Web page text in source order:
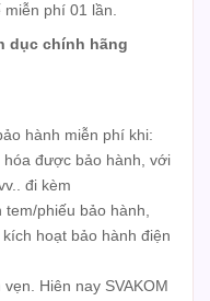
phí 01 lần.
dục chính hãng
hành miễn phí khi:
được bảo hành, với
đi kèm
phiếu bảo hành,
hoạt bảo hành điện
Hiên nay SVAKOM